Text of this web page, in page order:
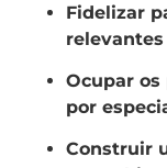
Fidelizar
relevantes
Ocupar
por
Construir